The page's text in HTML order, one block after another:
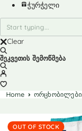
ჭურჭელი
Clear
შეკვეთის შემოწმება
Home ორცხობილები
OUT OF STOCK